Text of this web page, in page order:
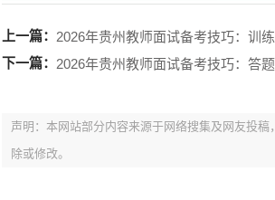
上一篇： 2026年贵州教师面试备考技巧：训
下一篇： 2026年贵州教师面试备考技巧：答
声明：本网站部分内容来源于网络搜集及网友投
除或修改。